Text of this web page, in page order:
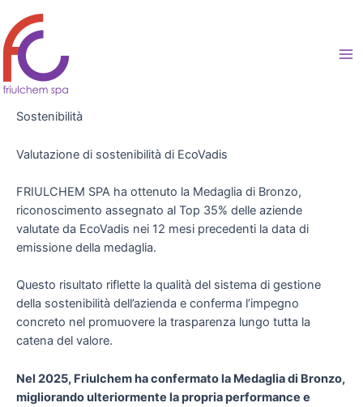
contenuto
Sostenibilità
Valutazione di sostenibilità di EcoVadis
FRIULCHEM SPA ha ottenuto la Medaglia di Bronzo,
riconoscimento assegnato al Top 35% delle aziende
valutate da EcoVadis nei 12 mesi precedenti la data di
emissione della medaglia.
Questo risultato riflette la qualità del sistema di gestione
della sostenibilità dell’azienda e conferma l’impegno
concreto nel promuovere la trasparenza lungo tutta la
catena del valore.
Nel 2025, Friulchem ha confermato la Medaglia di Bronzo,
migliorando ulteriormente la propria performance e